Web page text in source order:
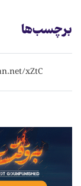
برچسب‌ها